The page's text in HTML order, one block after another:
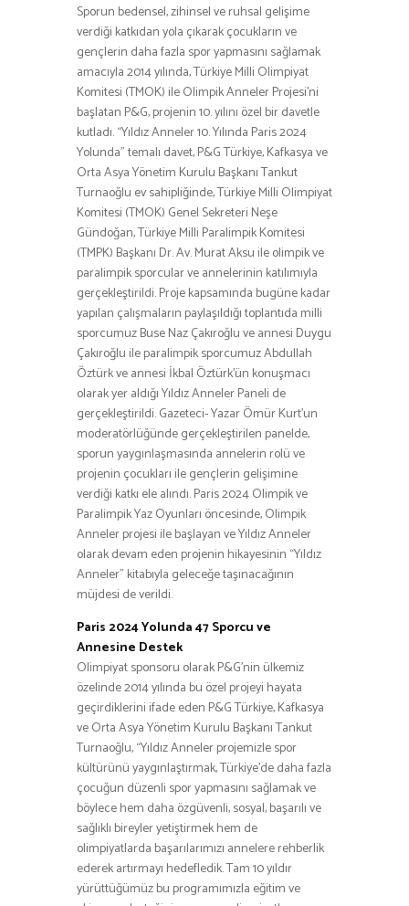
Sporun bedensel, zihinsel ve ruhsal gelişime
verdiği katkıdan yola çıkarak çocukların ve
gençlerin daha fazla spor yapmasını sağlamak
amacıyla 2014 yılında, Türkiye Milli Olimpiyat
Komitesi (TMOK) ile Olimpik Anneler Projesi’ni
başlatan P&G, projenin 10. yılını özel bir davetle
kutladı. “Yıldız Anneler 10. Yılında Paris 2024
Yolunda” temalı davet, P&G Türkiye, Kafkasya ve
Orta Asya Yönetim Kurulu Başkanı Tankut
Turnaoğlu ev sahipliğinde, Türkiye Milli Olimpiyat
Komitesi (TMOK) Genel Sekreteri Neşe
Gündoğan, Türkiye Milli Paralimpik Komitesi
(TMPK) Başkanı Dr. Av. Murat Aksu ile olimpik ve
paralimpik sporcular ve annelerinin katılımıyla
gerçekleştirildi. Proje kapsamında bugüne kadar
yapılan çalışmaların paylaşıldığı toplantıda milli
sporcumuz Buse Naz Çakıroğlu ve annesi Duygu
Çakıroğlu ile paralimpik sporcumuz Abdullah
Öztürk ve annesi İkbal Öztürk’ün konuşmacı
olarak yer aldığı Yıldız Anneler Paneli de
gerçekleştirildi. Gazeteci- Yazar Ömür Kurt’un
moderatörlüğünde gerçekleştirilen panelde,
sporun yaygınlaşmasında annelerin rolü ve
projenin çocukları ile gençlerin gelişimine
verdiği katkı ele alındı. Paris 2024 Olimpik ve
Paralimpik Yaz Oyunları öncesinde, Olimpik
Anneler projesi ile başlayan ve Yıldız Anneler
olarak devam eden projenin hikayesinin “Yıldız
Anneler” kitabıyla geleceğe taşınacağının
müjdesi de verildi.
Paris 2024 Yolunda 47 Sporcu ve
Annesine Destek
Olimpiyat sponsoru olarak P&G’nin ülkemiz
özelinde 2014 yılında bu özel projeyi hayata
geçirdiklerini ifade eden P&G Türkiye, Kafkasya
ve Orta Asya Yönetim Kurulu Başkanı Tankut
Turnaoğlu, “Yıldız Anneler projemizle spor
kültürünü yaygınlaştırmak, Türkiye’de daha fazla
çocuğun düzenli spor yapmasını sağlamak ve
böylece hem daha özgüvenli, sosyal, başarılı ve
sağlıklı bireyler yetiştirmek hem de
olimpiyatlarda başarılarımızı annelere rehberlik
ederek artırmayı hedefledik. Tam 10 yıldır
yürüttüğümüz bu programımızla eğitim ve